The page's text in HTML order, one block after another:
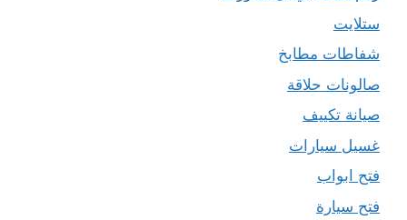
ستلايت
شفاطات مطابخ
صالونات حلاقة
صيانة تكييف
غسيل سيارات
فتح ابواب
فتح سيارة